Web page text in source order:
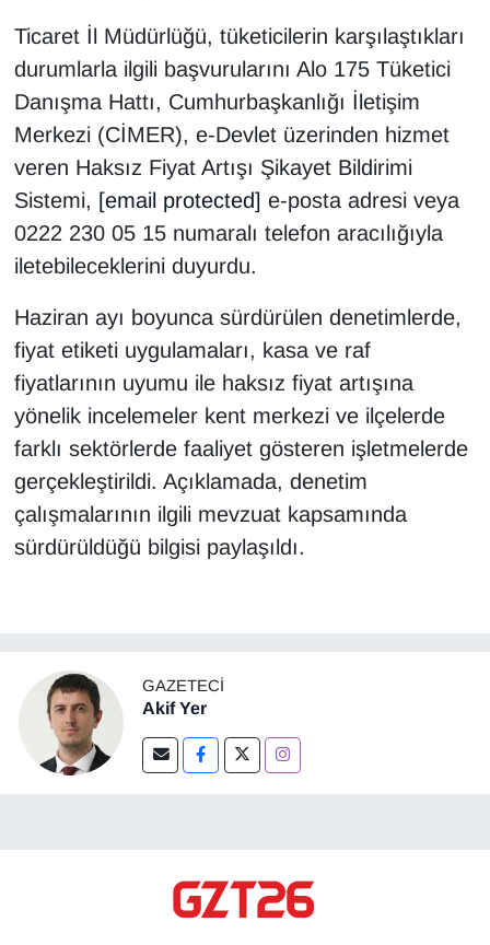
Ticaret İl Müdürlüğü, tüketicilerin karşılaştıkları
durumlarla ilgili başvurularını Alo 175 Tüketici
Danışma Hattı, Cumhurbaşkanlığı İletişim
Merkezi (CİMER), e-Devlet üzerinden hizmet
veren Haksız Fiyat Artışı Şikayet Bildirimi
Sistemi, [email protected] e-posta adresi veya
0222 230 05 15 numaralı telefon aracılığıyla
iletebileceklerini duyurdu.
Haziran ayı boyunca sürdürülen denetimlerde,
fiyat etiketi uygulamaları, kasa ve raf
fiyatlarının uyumu ile haksız fiyat artışına
yönelik incelemeler kent merkezi ve ilçelerde
farklı sektörlerde faaliyet gösteren işletmelerde
gerçekleştirildi. Açıklamada, denetim
çalışmalarının ilgili mevzuat kapsamında
sürdürüldüğü bilgisi paylaşıldı.
GAZETECI
Akif Yer